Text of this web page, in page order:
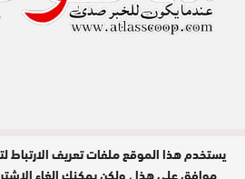
مدير النشر : عبد الله عزي / جميع الحقوق
محفوظة © 2026
يستخدم هذا الموقع ملفات تعريف